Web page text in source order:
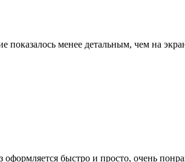
показалось менее детальным, чем на
быстро и просто, очень